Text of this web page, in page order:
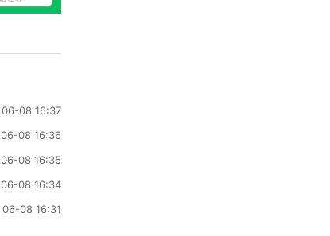
06-08 16:37
06-08 16:36
06-08 16:35
06-08 16:34
06-08 16:31